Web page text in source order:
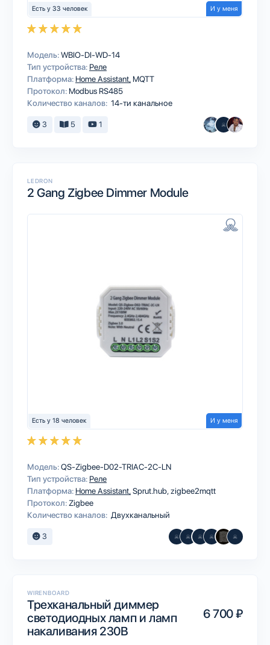
Есть у 33 человек И у меня
Модель:WBIO-DI-WD-14
Тип устройства: Реле
Платформа: Home Assistant MQTT
Протокол: Modbus RS485
Количество каналов: 14-ти канальное
3 5 1
LEDRON
2 Gang Zigbee Dimmer Module
Есть у 18 человек И у меня
Модель:QS-Zigbee-D02-TRIAC-2C-LN
Тип устройства: Реле
Платформа: Home AssistantSprut.hubzigbee2mqtt
Протокол: Zigbee
Количество каналов: Двухканальный
3
WIRENBOARD
Трехканальный диммер
светодиодных ламп и ламп
накаливания 230В
6 700 ₽